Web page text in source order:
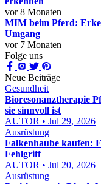
vor 8 Monaten
MIM beim Pferd:
Umgang
vor 7 Monaten
Folge uns
Neue Beiträge
Gesundheit
Bioresonanztherapie
sie sinnvoll ist
AUTOR • Jul 29, 2026
Ausrüstung
Falkenhaube kaufen:
Fehlgriff
AUTOR • Jul 20, 2026
Ausrüstung